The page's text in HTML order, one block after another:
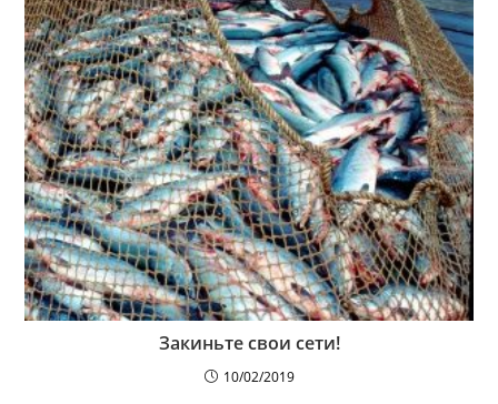
Закиньте свои сети!
10/02/2019